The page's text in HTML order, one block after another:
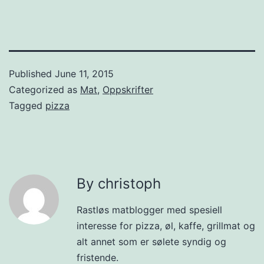
Published June 11, 2015
Categorized as Mat, Oppskrifter
Tagged pizza
By christoph
Rastløs matblogger med spesiell
interesse for pizza, øl, kaffe, grillmat og
alt annet som er sølete syndig og
fristende.